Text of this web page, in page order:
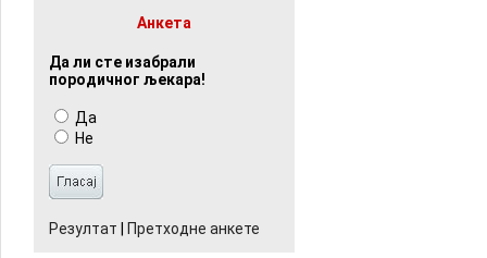
Анкета
Да ли сте изабрали
породичног љекара!
Да
Не
Резултат Претходне анкете